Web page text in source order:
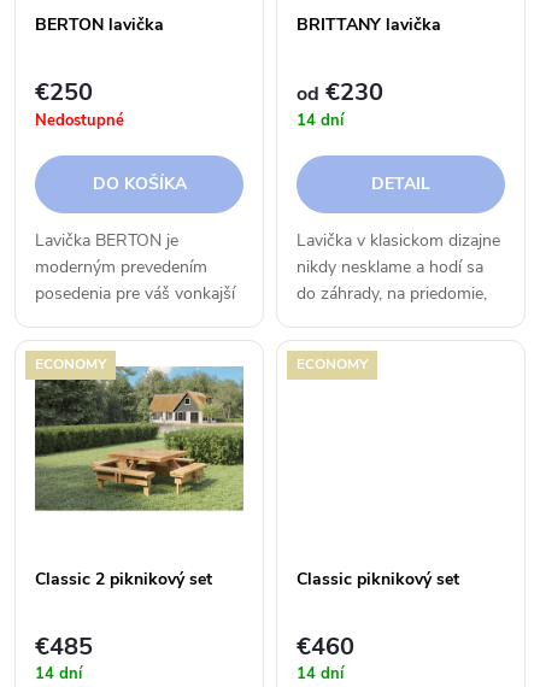
e
p
o
d
u
k
o
v
p
o
d
u
k
v
BERTON lavička
€250
Nedostupné
DO KOŠÍKA
Lavička BERTON je
moderným prevedením
posedenia pre váš vonkajší
BRITTANY lavička
od €230
14 dní
DETAIL
Lavička v klasickom dizajne
nikdy nesklame a hodí sa
do záhrady, na priedomie,
i pre športoviská a hotely.
ECONOMY
Classic 2 piknikový set
€485
14 dní
ECONOMY
Classic piknikový set
€460
14 dní